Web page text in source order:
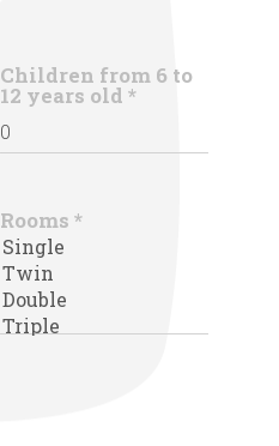
Children from 6 to
12 years old *
Rooms *